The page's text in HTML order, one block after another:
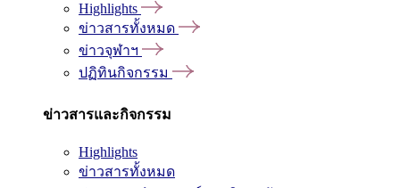
Highlights
ข่าวสารทั้งหมด
ข่าวจุฬาฯ
ปฏิทินกิจกรรม
ข่าวสารและกิจกรรม
Highlights
ข่าวสารทั้งหมด